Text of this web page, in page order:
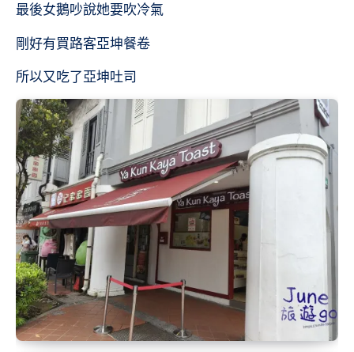
最後女鵝吵說她要吹冷氣
剛好有買路客亞坤餐卷
所以又吃了亞坤吐司